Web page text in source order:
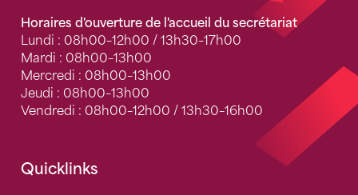
Horaires d'ouverture de l'accueil du secrétariat
Lundi : 08h00–12h00 / 13h30–17h00
Mardi : 08h00–13h00
Mercredi : 08h00–13h00
Jeudi : 08h00–13h00
Vendredi : 08h00–12h00 / 13h30–16h00
Quicklinks